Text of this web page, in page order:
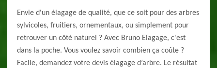
Envie d'un élagage de qualité, que ce soit pour des arbres
sylvicoles, fruitiers, ornementaux, ou simplement pour
retrouver un côté naturel ? Avec Bruno Elagage, c'est
dans la poche. Vous voulez savoir combien ça coûte ?
Facile, demandez votre devis élagage d’arbre. Le résultat